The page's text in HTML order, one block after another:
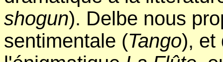
shogun). Delbe nous
sentimentale (Tango), et